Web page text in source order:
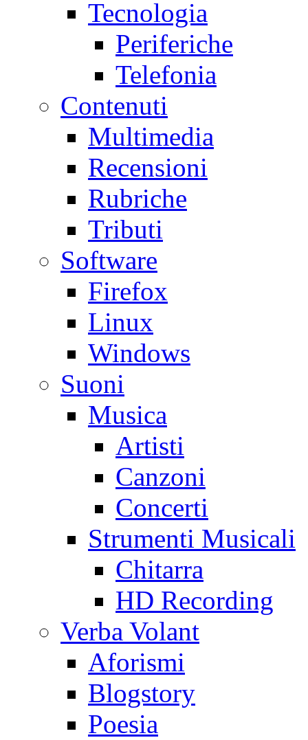
Tecnologia
Periferiche
Telefonia
Contenuti
Multimedia
Recensioni
Rubriche
Tributi
Software
Firefox
Linux
Windows
Suoni
Musica
Artisti
Canzoni
Concerti
Strumenti Musicali
Chitarra
HD Recording
Verba Volant
Aforismi
Blogstory
Poesia